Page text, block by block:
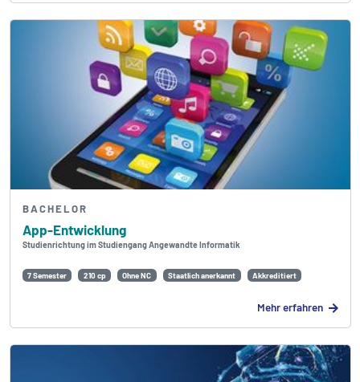
App-Entwicklung
Studienrichtung im Studiengang Angewandte Informatik
BACHELOR
7 Semester 210 cp Ohne NC Staatlich anerkannt Akkreditiert
Mehr erfahren